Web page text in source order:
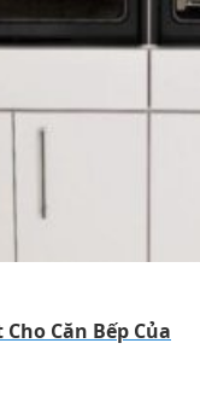
Căn Bếp Của